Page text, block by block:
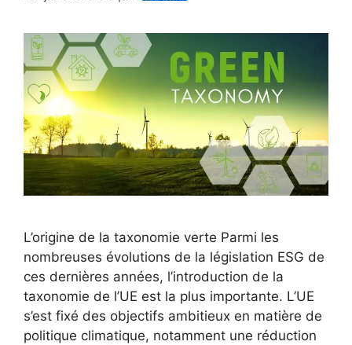
L’origine de la taxonomie verte Parmi les
nombreuses évolutions de la législation ESG de
ces dernières années, l’introduction de la
taxonomie de l’UE est la plus importante. L’UE
s’est fixé des objectifs ambitieux en matière de
politique climatique, notamment une réduction